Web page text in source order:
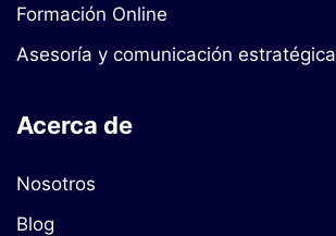
Formación Online
Asesoría y comunicación estratégica
Acerca de
Nosotros
Blog